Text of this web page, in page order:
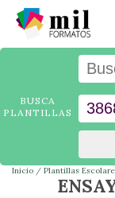
BUSCA
PLANTILLAS
Inicio Plantillas